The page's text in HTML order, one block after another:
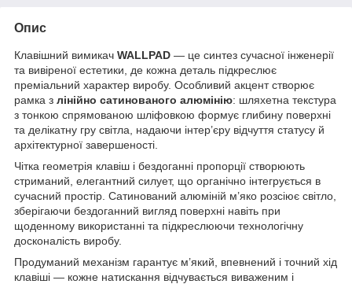
Опис
Клавішний вимикач WALLPAD — це синтез сучасної інженерії
та вивіреної естетики, де кожна деталь підкреслює
преміальний характер виробу. Особливий акцент створює
рамка з лінійно сатинованого алюмінію: шляхетна текстура
з тонкою спрямованою шліфовкою формує глибину поверхні
та делікатну гру світла, надаючи інтер’єру відчуття статусу й
архітектурної завершеності.
Чітка геометрія клавіш і бездоганні пропорції створюють
стриманий, елегантний силует, що органічно інтегрується в
сучасний простір. Сатинований алюміній м’яко розсіює світло,
зберігаючи бездоганний вигляд поверхні навіть при
щоденному використанні та підкреслюючи технологічну
досконалість виробу.
Продуманий механізм гарантує м’який, впевнений і точний хід
клавіші — кожне натискання відчувається виваженим і